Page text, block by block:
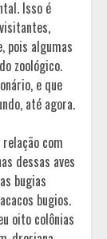
Isso é
pois algumas
zoológico.
e que
até agora.
com
dessas aves
bugias
bugios.
oito colônias